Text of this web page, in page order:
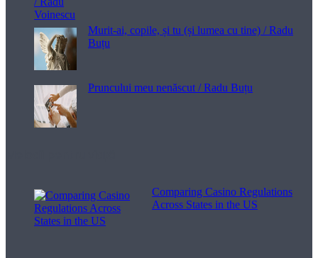
Murit-ai, copile, și tu (și lumea cu tine) / Radu
Buțu
Pruncului meu nenăscut / Radu Buțu
Comparing Casino Regulations
Across States in the US